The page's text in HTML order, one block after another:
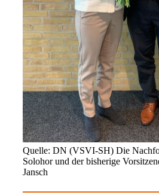
Quelle: DN (VSVI-SH) Die
Solohor und der bisherige
Jansch